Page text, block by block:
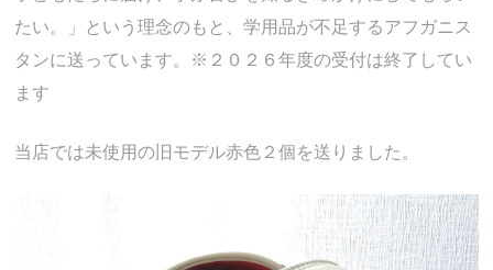
たい。」という理念のもと、学用品が不足するアフガニス
タンに送っています。※２０２６年度の受付は終了してい
ます
当店では未使用の旧モデル赤色２個を送りました。